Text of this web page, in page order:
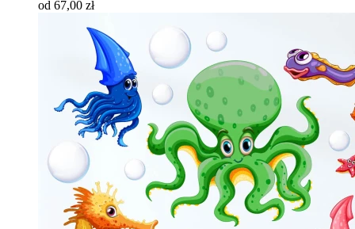
od 67,00 zł